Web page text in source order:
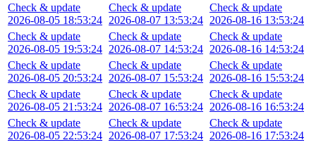
Check & update
2026-08-05 18:53:24
Check & update
2026-08-05 19:53:24
Check & update
2026-08-05 20:53:24
Check & update
2026-08-05 21:53:24
Check & update
2026-08-05 22:53:24
Check & update
2026-08-07 13:53:24
Check & update
2026-08-07 14:53:24
Check & update
2026-08-07 15:53:24
Check & update
2026-08-07 16:53:24
Check & update
2026-08-07 17:53:24
Check & update
2026-08-16 13:53:24
Check & update
2026-08-16 14:53:24
Check & update
2026-08-16 15:53:24
Check & update
2026-08-16 16:53:24
Check & update
2026-08-16 17:53:24